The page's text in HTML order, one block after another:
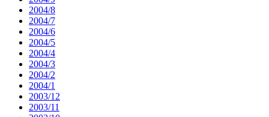
2004/8
2004/7
2004/6
2004/5
2004/4
2004/3
2004/2
2004/1
2003/12
2003/11